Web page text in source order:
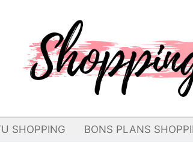
SHOPPING BONS PLANS